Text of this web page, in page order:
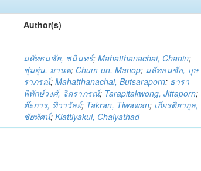
Author(s)
มหัทธนชัย, ชนินทร์;Mahatthanachai, Chanin;
ชุ่มอุ่น, มานพ; Chum-un, Manop; มหัทธนชัย, บุษ
ราภรณ์;Mahatthanachai, Butsaraporn; ธารา
พิทักษ์วงศ์, จิตราภรณ์; Tarapitakwong, Jittaporn;
ต๊ะการ, ทิวาวัลย์; Takran, Tiwawan; เกียรติยากุล,
ชัยทัศน์;Kiattiyakul, Chaiyathad